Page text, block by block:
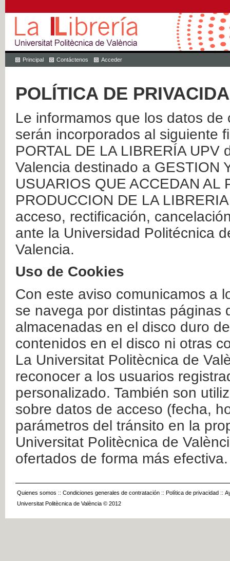
Principal Contáctenos Acceder
POLÍTICA DE
Le informamos que los datos
serán incorporados al siguiente
PORTAL DE LA LIBRERÍA
Valencia destinado a GESTION
USUARIOS QUE ACCEDAN AL
PRODUCCION DE LA
acceso, rectificación,
ante la Universidad Politécnica
Valencia.
Uso de Cookies
Con este aviso comunicamos a
se navega por distintas páginas
almacenadas en el disco duro
contenidos en el disco ni otras
La Universitat Politècnica de
reconocer a los usuarios
personalizado. También son
sobre datos de acceso (fecha,
parámetros del tránsito en la
Universitat Politècnica de
ofertados de forma más efectiva.
Quienes somos :: Condiciones generales de contratación :: Política de privacidad ::
Universitat Politècnica de València © 2012